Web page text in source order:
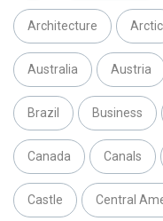
Architecture Arctic
Australia Austria
Brazil Business
Canada Canals
Castle Central